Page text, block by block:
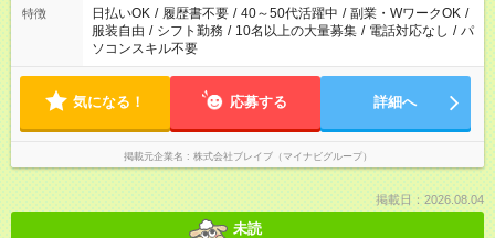
特徴 日払いOK / 履歴書不要 / 40～50代活躍中 / 副業・WワークOK /
服装自由 / シフト勤務 / 10名以上の大量募集 / 電話対応なし / パ
ソコンスキル不要
気になる！ 応募する 詳細へ
掲載元企業名 株式会社ブレイブ（マイナビグループ）
掲載日：2026.08.04
未読